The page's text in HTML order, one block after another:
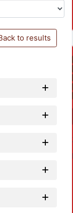
to results